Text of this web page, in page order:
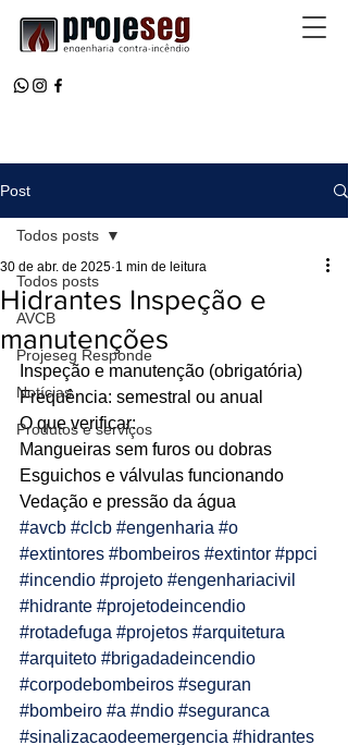
Ligações de 8h as 17h
WhatsApp de 8h as 12h
Siga nosso facebook
E também nosso instagram
Post
Todos posts
AVCB
Projeseg Responde
Notícias
Produtos e serviços
Todos posts
Hidrantes Inspeção e
manutenções
30 de abr. de 2025 1 min de leitura
Inspeção e manutenção (obrigatória)
Frequência: semestral ou anual
O que verificar:
Mangueiras sem furos ou dobras
Esguichos e válvulas funcionando
Vedação e pressão da água
#avcb #clcb #engenharia #o
#extintores #bombeiros #extintor #ppci
#incendio #projeto #engenhariacivil
#hidrante #projetodeincendio
#rotadefuga #projetos #arquitetura
#arquiteto #brigadadeincendio
#corpodebombeiros #seguran
#bombeiro #a #ndio #seguranca
#sinalizacaodeemergencia #hidrantes